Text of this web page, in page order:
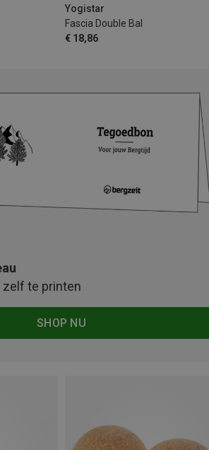
Yogistar
Fascia Double Bal
€ 18,86
zelf te printen
SHOP NU